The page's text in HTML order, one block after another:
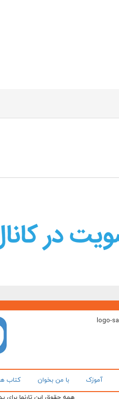
آموزک با من بخوان کتاب